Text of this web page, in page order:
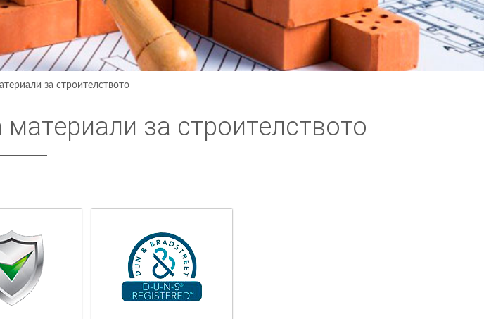
за строителството
за строителството